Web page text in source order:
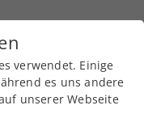
verwendet. Einige
es uns andere
unserer Webseite